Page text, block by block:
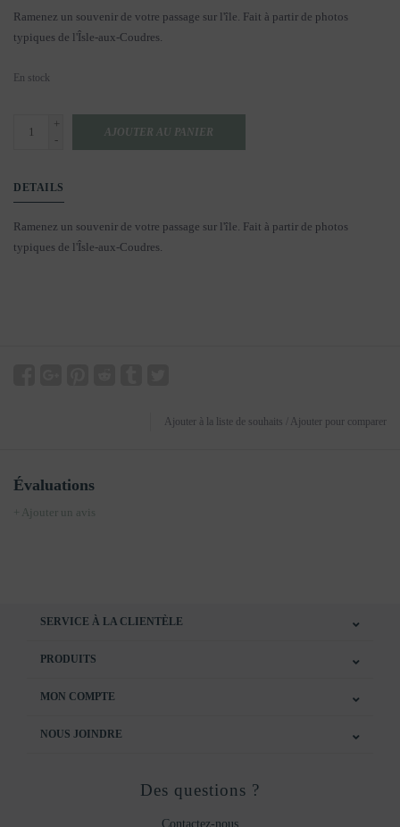
Ramenez un souvenir de votre passage sur l'île. Fait à partir de photos
typiques de l'Îsle-aux-Coudres.
En stock
+
-
AJOUTER AU PANIER
DETAILS
Ramenez un souvenir de votre passage sur l'île. Fait à partir de photos
typiques de l'Îsle-aux-Coudres.
Ajouter à la liste de souhaits Ajouter pour comparer
Évaluations
+ Ajouter un avis
SERVICE À LA CLIENTÈLE
PRODUITS
MON COMPTE
NOUS JOINDRE
Des questions ?
Contactez-nous